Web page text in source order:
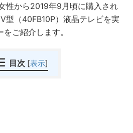
性から2019年9月頃に購入され
型（40FB10P）液晶テレビを実
ご紹介します。
目次 [表示]